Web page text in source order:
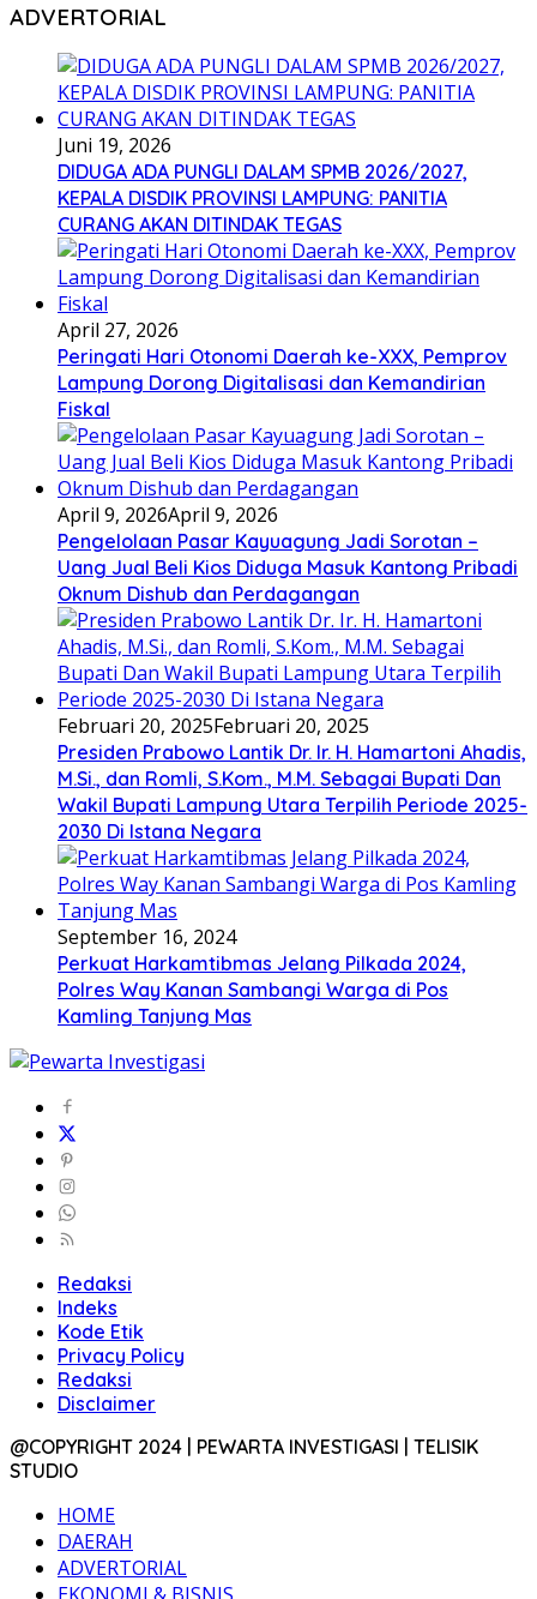
ADVERTORIAL
Juni 19, 2026
DIDUGA ADA PUNGLI DALAM SPMB 2026/2027,
KEPALA DISDIK PROVINSI LAMPUNG: PANITIA
CURANG AKAN DITINDAK TEGAS
April 27, 2026
Peringati Hari Otonomi Daerah ke-XXX, Pemprov
Lampung Dorong Digitalisasi dan Kemandirian
Fiskal
April 9, 2026April 9, 2026
Pengelolaan Pasar Kayuagung Jadi Sorotan –
Uang Jual Beli Kios Diduga Masuk Kantong Pribadi
Oknum Dishub dan Perdagangan
Februari 20, 2025Februari 20, 2025
Presiden Prabowo Lantik Dr. Ir. H. Hamartoni Ahadis,
M.Si., dan Romli, S.Kom., M.M. Sebagai Bupati Dan
Wakil Bupati Lampung Utara Terpilih Periode 2025-
2030 Di Istana Negara
September 16, 2024
Perkuat Harkamtibmas Jelang Pilkada 2024,
Polres Way Kanan Sambangi Warga di Pos
Kamling Tanjung Mas
Redaksi
Indeks
Kode Etik
Privacy Policy
Redaksi
Disclaimer
@COPYRIGHT 2024 | PEWARTA INVESTIGASI | TELISIK
STUDIO
HOME
DAERAH
ADVERTORIAL